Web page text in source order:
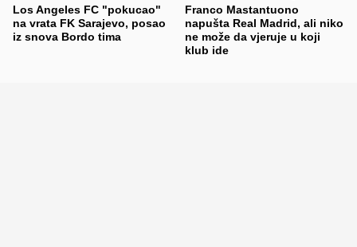
Los Angeles FC "pokucao"
na vrata FK Sarajevo, posao
iz snova Bordo tima
Franco Mastantuono
napušta Real Madrid, ali niko
ne može da vjeruje u koji
klub ide